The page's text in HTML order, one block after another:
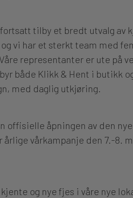
tilby et bredt utvalg av
vi har et sterkt team med
representanter er ute på
både Klikk & Hent i butikk
med daglig utkjøring.
offisielle åpningen av den
vårkampanje den 7.-8.
og nye fjes i våre nye